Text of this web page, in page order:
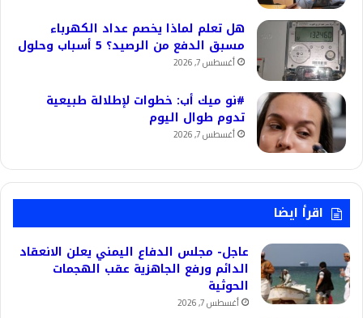
هل تعلم لماذا يخصم عداد الكهرباء
مسبق الدفع من الرصيد؟ 5 أسباب وحلول
أغسطس 7, 2026
#نو ميك أب: خطوات لإطلالة طبيعية
تدوم طوال اليوم
أغسطس 7, 2026
اقرأ ايضا
عاجل- مجلس الدفاع اليمني يعلن الانعقاد
الدائم ورفع الجاهزية عقب الهجمات
الحوثية
أغسطس 7, 2026